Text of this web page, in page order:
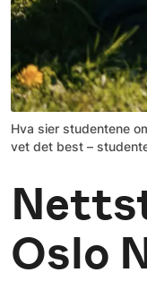
Hva sier studentene
vet det best –
Oslo